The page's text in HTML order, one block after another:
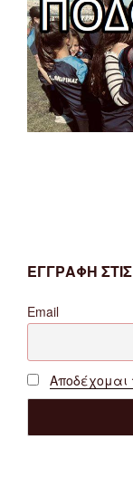
ΕΓΓΡΑΦΗ
Email
Αποδέχομαι